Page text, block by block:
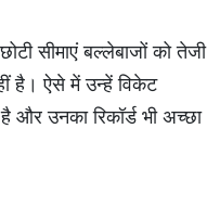
सीमाएं बल्लेबाजों को तेजी
है। ऐसे में उन्हें विकेट
और उनका रिकॉर्ड भी अच्छा